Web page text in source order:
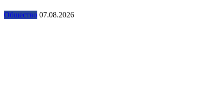
Общество 07.08.2026